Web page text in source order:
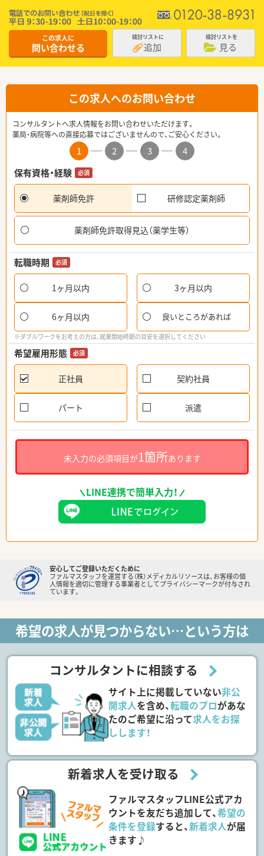
この求人に
問い合わせる
検討リストに
追加
検討リストを
見る
この求人へのお問い合わせ
コンサルタントへ求人情報をお問い合わせいただけます。
薬局・病院等への直接応募ではございませんので、ご安心ください。
1 2 3
4
保有資格・経験
必須
薬剤師免許 研修認定薬剤師
薬剤師免許取得見込（薬学生等）
転職時期 必須
1ヶ月以内 3ヶ月以内
6ヶ月以内 良いところがあれば
※ダブルワークをお考えの方は、就業開始時期の目安を選択してください
希望雇用形態 必須
正社員 契約社員
パート 派遣
未入力の必須項目が1箇所あります
LINE連携で簡単入力！
安心してご登録いただくために
ファルマスタッフを運営する（株）メディカルリソースは、お客様の個
人情報を適切に管理する事業者としてプライバシーマークが付与され
ています。
希望の求人が見つからない…という方は
コンサルタントに相談する
サイト上に掲載していない非公
開求人を含め、転職のプロがあな
たのご希望に沿って求人をお探
しします！
新着求人を受け取る
ファルマスタッフLINE公式アカ
ウントを友だち追加して、希望の
条件を登録すると、新着求人が届
きます♪